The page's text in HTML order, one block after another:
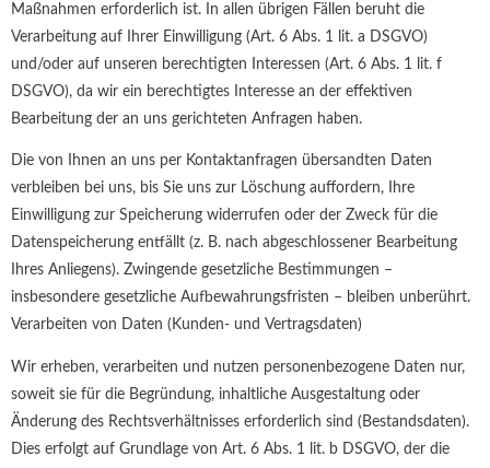
Maßnahmen erforderlich ist. In allen übrigen Fällen beruht die
Verarbeitung auf Ihrer Einwilligung (Art. 6 Abs. 1 lit. a DSGVO)
und/oder auf unseren berechtigten Interessen (Art. 6 Abs. 1 lit. f
DSGVO), da wir ein berechtigtes Interesse an der effektiven
Bearbeitung der an uns gerichteten Anfragen haben.
Die von Ihnen an uns per Kontaktanfragen übersandten Daten
verbleiben bei uns, bis Sie uns zur Löschung auffordern, Ihre
Einwilligung zur Speicherung widerrufen oder der Zweck für die
Datenspeicherung entfällt (z. B. nach abgeschlossener Bearbeitung
Ihres Anliegens). Zwingende gesetzliche Bestimmungen –
insbesondere gesetzliche Aufbewahrungsfristen – bleiben unberührt.
Verarbeiten von Daten (Kunden- und Vertragsdaten)
Wir erheben, verarbeiten und nutzen personenbezogene Daten nur,
soweit sie für die Begründung, inhaltliche Ausgestaltung oder
Änderung des Rechtsverhältnisses erforderlich sind (Bestandsdaten).
Dies erfolgt auf Grundlage von Art. 6 Abs. 1 lit. b DSGVO, der die